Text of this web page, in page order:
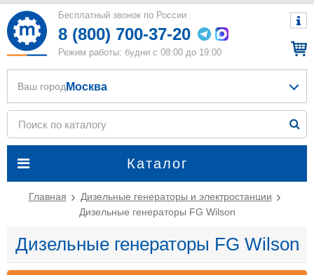
Бесплатный звонок по России
8 (800) 700-37-20
Режим работы: будни с 08:00 до 19:00
Каталог
Ваш город Москва
Главная
Дизельные генераторы и электростанции
Дизельные генераторы FG Wilson
Дизельные генераторы FG Wilson